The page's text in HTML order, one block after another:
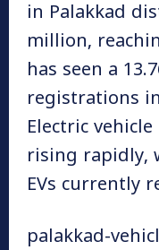
in Palakkad
million,
has seen a
registrations
Electric
rising rapidly,
EVs currently
palakkad-